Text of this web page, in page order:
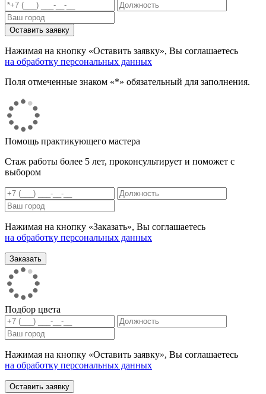
Нажимая на кнопку «Оставить заявку», Вы соглашаетесь
на обработку персональных данных
Поля отмеченные знаком «*» обязательный для заполнения.
Помощь практикующего мастера
Стаж работы более 5 лет, проконсультирует и поможет с
выбором
Нажимая на кнопку «Заказать», Вы соглашаетесь
на обработку персональных данных
Подбор цвета
Нажимая на кнопку «Оставить заявку», Вы соглашаетесь
на обработку персональных данных